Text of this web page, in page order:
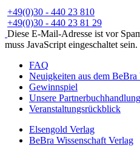
+49(0)30 - 440 23 810
+49(0)30 - 440 23 81 29
Diese E-Mail-Adresse ist vor
muss JavaScript eingeschaltet sein.
FAQ
Neuigkeiten aus dem BeBra
Gewinnspiel
Unsere
Veranstaltungsrückblick
Elsengold Verlag
BeBra Wissenschaft Verlag